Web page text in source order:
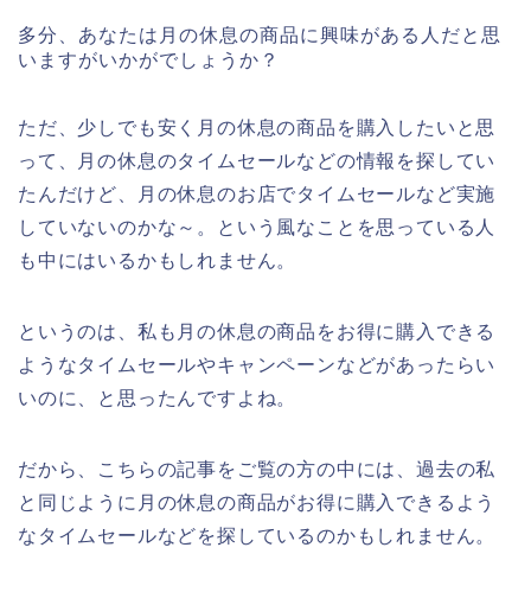
多分、あなたは月の休息の商品に興味がある人だと思
いますがいかがでしょうか？
ただ、少しでも安く月の休息の商品を購入したいと思
って、月の休息のタイムセールなどの情報を探してい
たんだけど、月の休息のお店でタイムセールなど実施
していないのかな～。という風なことを思っている人
も中にはいるかもしれません。
というのは、私も月の休息の商品をお得に購入できる
ようなタイムセールやキャンペーンなどがあったらい
いのに、と思ったんですよね。
だから、こちらの記事をご覧の方の中には、過去の私
と同じように月の休息の商品がお得に購入できるよう
なタイムセールなどを探しているのかもしれません。